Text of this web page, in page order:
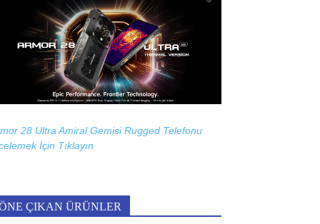
28 Ultra Amiral Gemisi Rugged Telefonu
İçin Tıklayın
ÇIKAN ÜRÜNLER